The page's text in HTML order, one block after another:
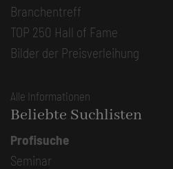
Branchentreff
TOP 250 Hall of Fame
Bilder der Preisverleihung
Alle Informationen
Beliebte Suchlisten
Profisuche
Seminar